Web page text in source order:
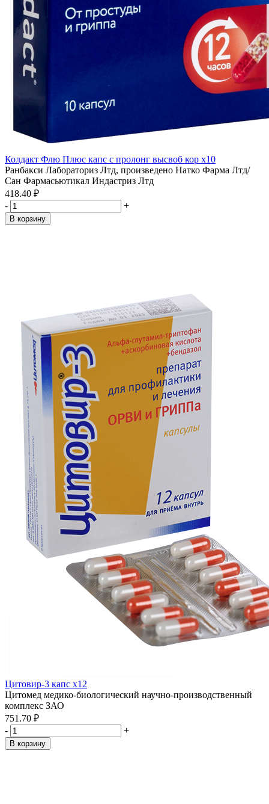
Колдакт Флю Плюс капс с пролонг высвоб кор x10
Ранбакси Лабораториз Лтд, произведено Натко Фарма Лтд/
Сан Фармасьютикал Индастриз Лтд
418.40 ₽
-
+
В корзину
Цитовир-3 капс x12
Цитомед медико-биологический научно-производственный
комплекс ЗАО
751.70 ₽
-
+
В корзину